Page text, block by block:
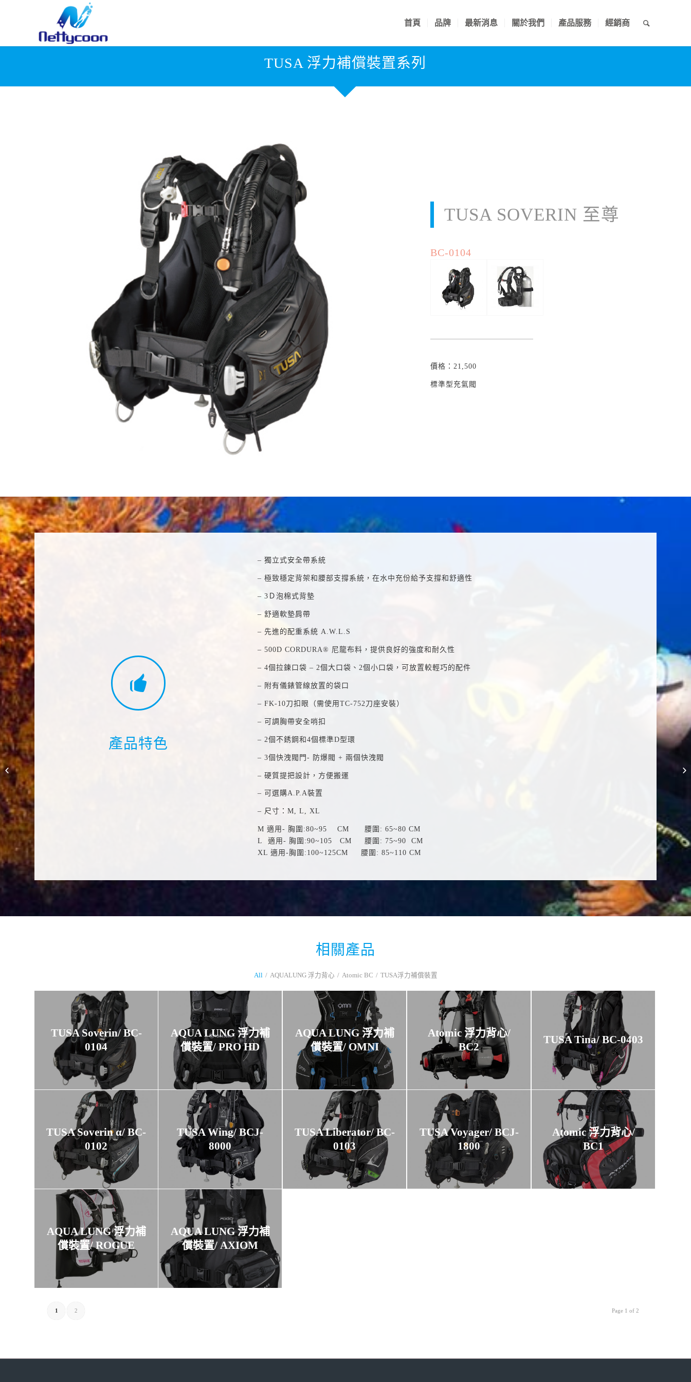
首頁 品牌 最新消息 關於我們 產品服務 經銷商
TUSA 浮力補償裝置系列
TUSA SOVERIN 至尊
BC-0104
價格：21,500
標準型充氣閥
產品特色
– 獨立式安全帶系統
– 極致穩定背架和腰部支撐系統，在水中充份給予支撐和舒適性
– 3Ｄ泡棉式背墊
– 舒適軟墊肩帶
– 先進的配重系統 A.W.L.S
– 500D CORDURA® 尼龍布料，提供 良好的強度和耐久性
– 4個拉鍊口袋 – 2個大口袋、2個小口袋，可放置較輕巧的配件
– 附有儀錶管線放置的袋口
– FK-10刀扣眼（需使用TC-752刀座安裝）
– 可調胸帶安全哨扣
– 2個不銹鋼和4個標準D型環
– 3個快洩閥門- 防爆閥 + 兩個快洩閥
– 硬質提把設計，方便搬運
– 可選購A.P.A裝置
– 尺寸：M, L, XL
M 適用- 胸圍:80~95 CM 腰圍: 65~80 CM
L 適用- 胸圍:90~105 CM 腰圍: 75~90 CM
XL 適用-胸圍:100~125CM 腰圍: 85~110 CM
相關產品
All / AQUALUNG 浮力背心 / Atomic BC / TUSA浮力補償裝置
TUSA Soverin/ BC-
0104
AQUA LUNG 浮力補
償裝置/ PRO HD
AQUA LUNG 浮力補
償裝置/ OMNI
Atomic 浮力背心/
BC2
TUSA Tina/ BC-0403
TUSA Soverin α/ BC-
0102
TUSA Wing/ BCJ-
8000
TUSA Liberator/ BC-
0103
TUSA Voyager/ BCJ-
1800
Atomic 浮力背心/
BC1
AQUA LUNG 浮力補
償裝置/ ROGUE
AQUA LUNG 浮力補
償裝置/ AXIOM
Page 1 of 2
1 2
TUSA ZENSEE/ M-
1010/M-1010S